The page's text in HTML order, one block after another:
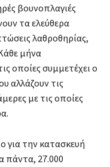
βουνοπλαγιές
τα ελεύθερα
λαθροθηρίας,
μήνα
οποίες συμμετέχει ο
αλλάζουν τις
με τις οποίες
για την κατασκευή
πάντα, 27.000